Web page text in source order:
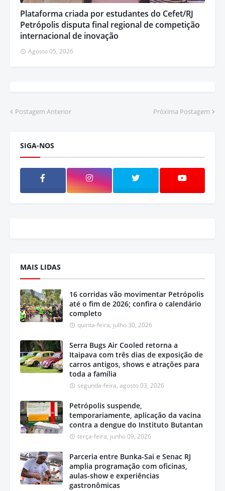
Plataforma criada por estudantes do Cefet/RJ
Petrópolis disputa final regional de competição
internacional de inovação
Agosto 05, 2026
Postagem Anterior Próxima Postagem
SIGA-NOS
MAIS LIDAS
16 corridas vão movimentar Petrópolis
até o fim de 2026; confira o calendário
completo
quinta-feira, julho 30, 2026
Serra Bugs Air Cooled retorna a
Itaipava com três dias de exposição de
carros antigos, shows e atrações para
toda a família
segunda-feira, agosto 03, 2026
Petrópolis suspende,
temporariamente, aplicação da vacina
contra a dengue do Instituto Butantan
terça-feira, junho 09, 2026
Parceria entre Bunka-Sai e Senac RJ
amplia programação com oficinas,
aulas-show e experiências
gastronômicas